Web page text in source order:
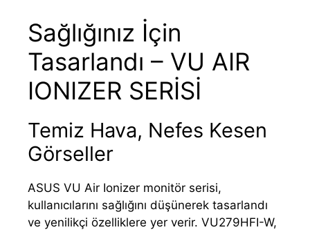
Sağlığınız İçin
Tasarlandı – VU AIR
IONIZER SERİSİ
Temiz Hava, Nefes Kesen
Görseller
ASUS VU Air Ionizer monitör serisi,
kullanıcılarını sağlığını düşünerek tasarlandı
ve yenilikçi özelliklere yer verir. VU279HFI-W,